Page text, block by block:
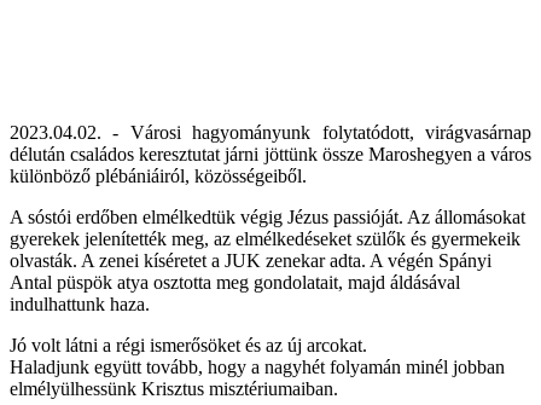
2023.04.02. - Városi hagyományunk folytatódott, virágvasárnap
délután családos keresztutat járni jöttünk össze Maroshegyen a város
különböző plébániáiról, közösségeiből.
A sóstói erdőben elmélkedtük végig Jézus passióját. Az állomásokat
gyerekek jelenítették meg, az elmélkedéseket szülők és gyermekeik
olvasták. A zenei kíséretet a JUK zenekar adta. A végén Spányi
Antal püspök atya osztotta meg gondolatait, majd áldásával
indulhattunk haza.
Jó volt látni a régi ismerősöket és az új arcokat.
Haladjunk együtt tovább, hogy a nagyhét folyamán minél jobban
elmélyülhessünk Krisztus misztériumaiban.